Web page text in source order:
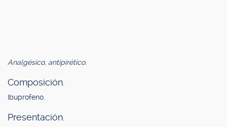
Analgésico, antipirético.
Composición.
Ibuprofeno.
Presentación.